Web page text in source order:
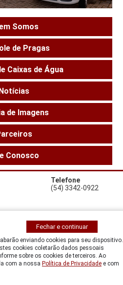
Fechar e continuar
enviando cookies para seu dispositivo.
cookies coletarão dados pessoais
sobre os cookies de terceiros. Ao
com a nossa Política de Privacidade e com
Somos
de Pragas
Caixas de Água
de Imagens
Conosco
Telefone
(54) 3342-0922
Acessar versão desktop| tecnologia Artemidas